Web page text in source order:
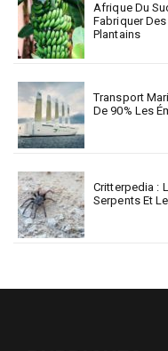
Afrique Du
Fabriquer
Plantains
Transport
De 90% Les
Critterpedia :
Serpents Et